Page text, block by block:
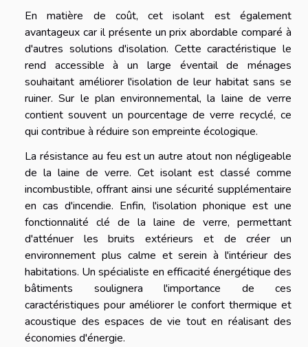
En matière de coût, cet isolant est également
avantageux car il présente un prix abordable comparé à
d'autres solutions d'isolation. Cette caractéristique le
rend accessible à un large éventail de ménages
souhaitant améliorer l'isolation de leur habitat sans se
ruiner. Sur le plan environnemental, la laine de verre
contient souvent un pourcentage de verre recyclé, ce
qui contribue à réduire son empreinte écologique.
La résistance au feu est un autre atout non négligeable
de la laine de verre. Cet isolant est classé comme
incombustible, offrant ainsi une sécurité supplémentaire
en cas d'incendie. Enfin, l'isolation phonique est une
fonctionnalité clé de la laine de verre, permettant
d'atténuer les bruits extérieurs et de créer un
environnement plus calme et serein à l'intérieur des
habitations. Un spécialiste en efficacité énergétique des
bâtiments soulignera l'importance de ces
caractéristiques pour améliorer le confort thermique et
acoustique des espaces de vie tout en réalisant des
économies d'énergie.